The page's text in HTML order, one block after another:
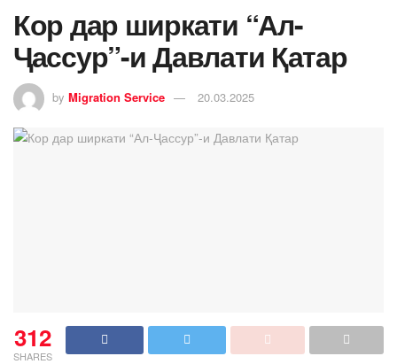
Кор дар ширкати “Ал-
Ҷассур”-и Давлати Қатар
by Migration Service 20.03.2025
312
SHARES